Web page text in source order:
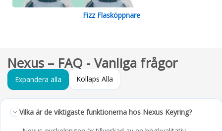
Fizz Flasköppnare
Nexus – FAQ - Vanliga frågor
Expandera alla Kollaps Alla
Vilka är de viktigaste funktionerna hos Nexus Keyring?